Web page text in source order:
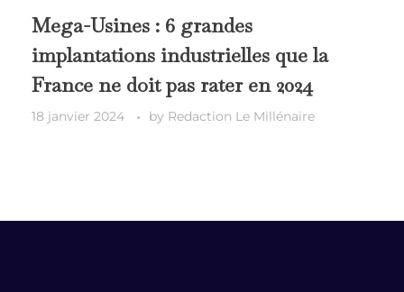
Mega-Usines : 6 grandes
implantations industrielles que la
France ne doit pas rater en 2024
18 janvier 2024 by Redaction Le Millénaire